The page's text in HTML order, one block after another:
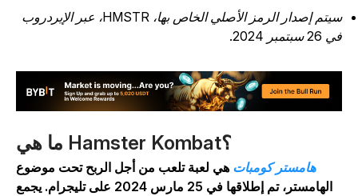
سيتم إصدار الرمز الأصلي الخاص بها، HMSTR، عبر الإيردروب
سبتمبر 2024.
هامستر كومباتهي لعبة تلعب من أجل الربح تحت موضوع
الهامستر، تم إطلاقها في 25 مارس 2024 على تليجرام. يجمع